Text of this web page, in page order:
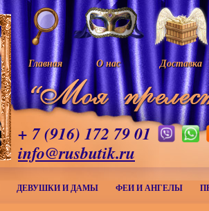
Главная О нас Доставка
+ 7 (916) 172 79 01
info@rusbutik.ru
ДЕВУШКИ И ДАМЫ ФЕИ И АНГЕЛЫ